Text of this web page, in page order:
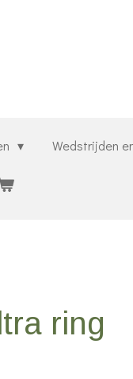
Wedstrijden
ring